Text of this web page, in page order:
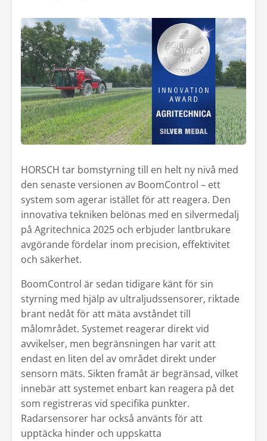
HORSCH tar bomstyrning till en helt ny nivå med
den senaste versionen av BoomControl – ett
system som agerar istället för att reagera. Den
innovativa tekniken belönas med en silvermedalj
på Agritechnica 2025 och erbjuder lantbrukare
avgörande fördelar inom precision, effektivitet
och säkerhet.
BoomControl är sedan tidigare känt för sin
styrning med hjälp av ultraljudssensorer, riktade
brant nedåt för att mäta avståndet till
målområdet. Systemet reagerar direkt vid
avvikelser, men begränsningen har varit att
endast en liten del av området direkt under
sensorn mäts. Sikten framåt är begränsad, vilket
innebär att systemet enbart kan reagera på det
som registreras vid specifika punkter.
Radarsensorer har också använts för att
upptäcka hinder och uppskatta
Karriär
Om oss
Mina sidor